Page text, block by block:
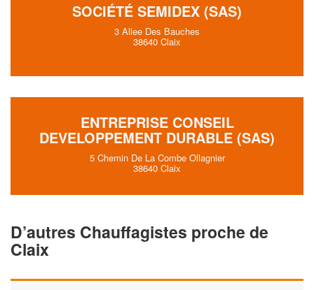
SOCIÉTÉ SEMIDEX (SAS)
3 Allee Des Bauches
38640 Claix
ENTREPRISE CONSEIL
DEVELOPPEMENT DURABLE (SAS)
5 Chemin De La Combe Ollagnier
38640 Claix
D’autres Chauffagistes proche de
Claix